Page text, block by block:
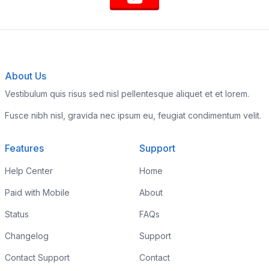
About Us
Vestibulum quis risus sed nisl pellentesque aliquet et et lorem.
Fusce nibh nisl, gravida nec ipsum eu, feugiat condimentum velit.
Features
Help Center
Paid with Mobile
Status
Changelog
Contact Support
Support
Home
About
FAQs
Support
Contact